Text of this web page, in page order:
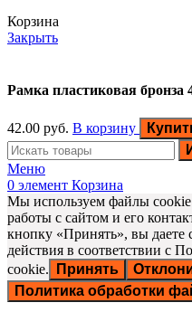
Корзина
Закрыть
Рамка пластиковая бронза
42.00 руб. В корзину
Меню
0 элемент Корзина
Мы используем файлы cookie
работы с сайтом и его
кнопку «Принять», вы даете
действия в соответствии с
cookie.
Принять
Политика обработки